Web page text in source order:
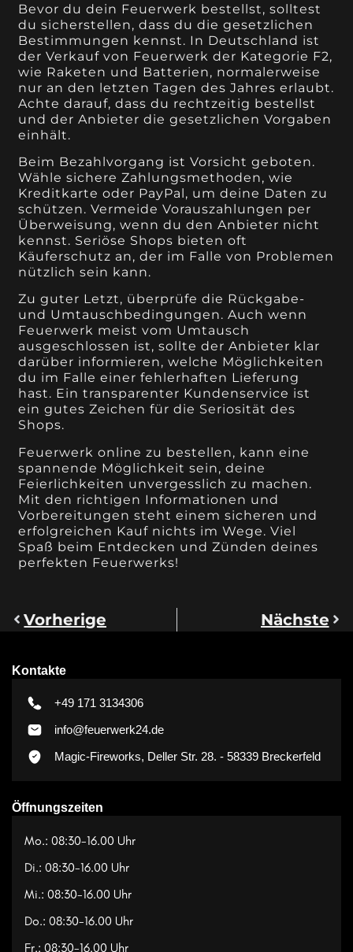
Bevor du dein Feuerwerk bestellst, solltest
du sicherstellen, dass du die gesetzlichen
Bestimmungen kennst. In Deutschland ist
der Verkauf von Feuerwerk der Kategorie F2,
wie Raketen und Batterien, normalerweise
nur an den letzten Tagen des Jahres erlaubt.
Achte darauf, dass du rechtzeitig bestellst
und der Anbieter die gesetzlichen Vorgaben
einhält.
Beim Bezahlvorgang ist Vorsicht geboten.
Wähle sichere Zahlungsmethoden, wie
Kreditkarte oder PayPal, um deine Daten zu
schützen. Vermeide Vorauszahlungen per
Überweisung, wenn du den Anbieter nicht
kennst. Seriöse Shops bieten oft
Käuferschutz an, der im Falle von Problemen
nützlich sein kann.
Zu guter Letzt, überprüfe die Rückgabe-
und Umtauschbedingungen. Auch wenn
Feuerwerk meist vom Umtausch
ausgeschlossen ist, sollte der Anbieter klar
darüber informieren, welche Möglichkeiten
du im Falle einer fehlerhaften Lieferung
hast. Ein transparenter Kundenservice ist
ein gutes Zeichen für die Seriosität des
Shops.
Feuerwerk online zu bestellen, kann eine
spannende Möglichkeit sein, deine
Feierlichkeiten unvergesslich zu machen.
Mit den richtigen Informationen und
Vorbereitungen steht einem sicheren und
erfolgreichen Kauf nichts im Wege. Viel
Spaß beim Entdecken und Zünden deines
perfekten Feuerwerks!
Vorherige Nächste
Kontakte
+49 171 3134306
info@feuerwerk24.de
Magic-Fireworks, Deller Str. 28. - 58339 Breckerfeld
Öffnungszeiten
Mo.: 08:30-16.00 Uhr
Di.: 08:30-16.00 Uhr
Mi.: 08:30-16.00 Uhr
Do.: 08:30-16.00 Uhr
Fr.: 08:30-16.00 Uhr